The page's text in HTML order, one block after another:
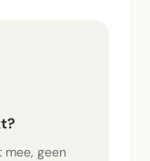
mee, geen